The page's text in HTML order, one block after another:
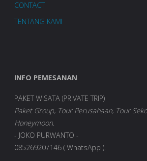
CONTACT
TENTANG KAMI
INFO PEMESANAN
PAKET WISATA (PRIVATE TRIP)
Paket Group, Tour Perusahaan, Tour
Honeymoon.
- JOKO PURWANTO -
085269207146 ( WhatsApp ).